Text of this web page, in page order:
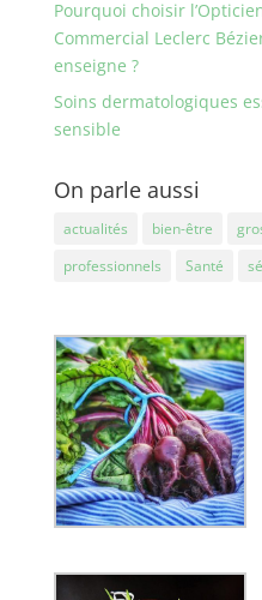
Pourquoi choisir
Commercial Leclerc
enseigne ?
Soins dermatologiques
sensible
On parle aussi
actualités bien-être
professionnels
Santé